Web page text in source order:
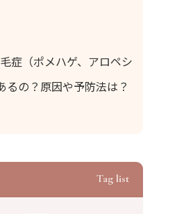
症（ポメハゲ、アロペシ
るの？原因や予防法は？
Tag list